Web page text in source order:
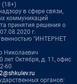
(18+)
в сфере связи,
коммуникаций
принятия решения о
г.
"ИНТЕРНЕТ
Николаевич
лет Октября, д. 11, офис
60
органов: